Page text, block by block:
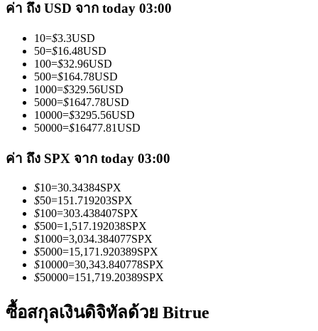
เพลิดเพลินกับการแบ่งปันผลกำไรและค่าคอมมิชชั่นการคัด
การวิเคราะห์ข้อมูลขนาดใหญ่ รวมถึงข้อมูลการค้า ฯลฯ
ค่า ถึง USD จาก today 03:00
10=$3.3USD
50=$16.48USD
100=$32.96USD
500=$164.78USD
1000=$329.56USD
5000=$1647.78USD
10000=$3295.56USD
50000=$16477.81USD
ค่า ถึง SPX จาก today 03:00
$10=30.34384SPX
$50=151.719203SPX
$100=303.438407SPX
$500=1,517.192038SPX
$1000=3,034.384077SPX
$5000=15,171.920389SPX
$10000=30,343.840778SPX
$50000=151,719.20389SPX
ซื้อสกุลเงินดิจิทัลด้วย Bitrue